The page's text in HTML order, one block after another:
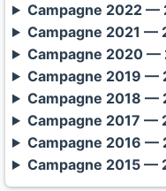
Campagne 2022 —
Campagne 2021 —
Campagne 2020 —
Campagne 2019 —
Campagne 2018 —
Campagne 2017 —
Campagne 2016 —
Campagne 2015 —